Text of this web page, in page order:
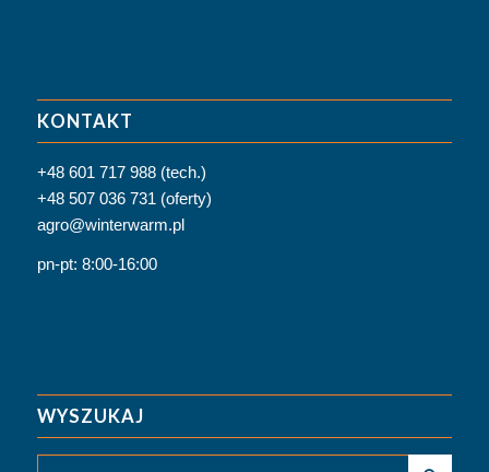
KONTAKT
+48 601 717 988 (tech.)
+48 507 036 731 (oferty)
agro@winterwarm.pl
pn-pt: 8:00-16:00
WYSZUKAJ